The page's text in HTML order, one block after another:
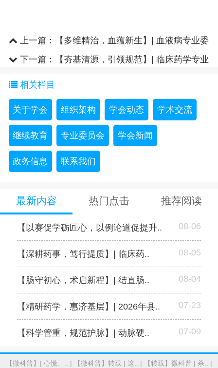
上一篇：
【多维精治，血蕴新生】| 血液病专业委
员会2025年血液病诊疗进展..
下一篇：
【夯基清源，引领规范】| 临床药学专业
相关栏目
关于学会 组织架构 学会动态 学术交流
继续教育 专业委员会 学会新闻
政务信息 联系我们
最新内容 热门点击 推荐阅读
【以赛促学砺匠心，以例论道促提升.. 08-06
【深耕药事，笃行提质】| 临床药.. 08-05
【肠守初心，术启新程】| 结直肠.. 08-04
【精研药学，惠济基层】| 2026年县.. 07-23
【科学管重，规范护脉】| 动脉硬.. 07-09
【微科普】| 心慌、.. | 【微科普】转载 | 这.. | 【转载】微科普 | 杀.. |